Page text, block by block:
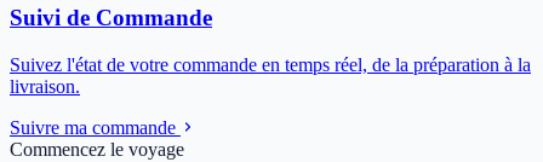
Suivi de Commande
Suivez l'état de votre commande en temps réel, de la préparation à la
livraison.
Suivre ma commande
Commencez le voyage